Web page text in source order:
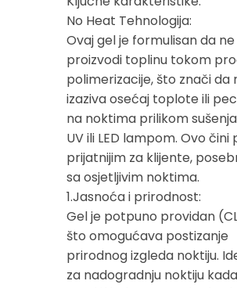
No Heat Tehnologija:
Ovaj gel je formulisan da ne
proizvodi toplinu tokom
polimerizacije, što znači da
izaziva osećaj toplote ili
na noktima prilikom
UV ili LED lampom. Ovo čini
prijatnijim za klijente,
sa osjetljivim noktima.
1.Jasnoća i prirodnost:
Gel je potpuno providan
što omogućava postizanje
prirodnog izgleda noktiju.
za nadogradnju noktiju